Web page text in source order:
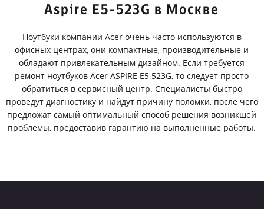
Aspire E5-523G в Москве
Ноутбуки компании Acer очень часто используются в
офисных центрах, они компактные, производительные и
обладают привлекательным дизайном. Если требуется
ремонт ноутбуков Acer ASPIRE E5 523G, то следует просто
обратиться в сервисный центр. Специалисты быстро
проведут диагностику и найдут причину поломки, после чего
предложат самый оптимальный способ решения возникшей
проблемы, предоставив гарантию на выполненные работы.